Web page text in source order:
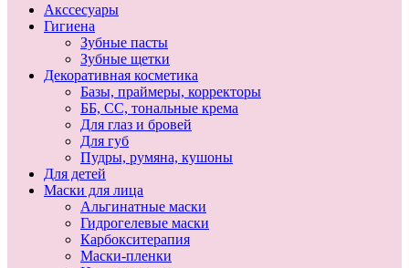
Акссесуары
Гигиена
Зубные пасты
Зубные щетки
Декоративная косметика
Базы, праймеры, корректоры
ББ, СС, тональные крема
Для глаз и бровей
Для губ
Пудры, румяна, кушоны
Для детей
Маски для лица
Альгинатные маски
Гидрогелевые маски
Карбокситерапия
Маски-пленки